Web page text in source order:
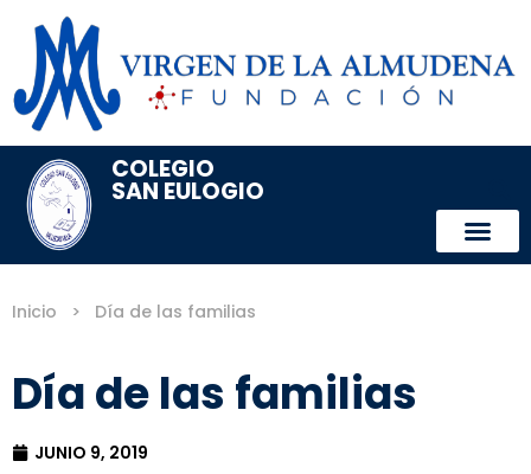
COLEGIO
SAN EULOGIO
Inicio > Día de las familias
Día de las familias
JUNIO 9, 2019